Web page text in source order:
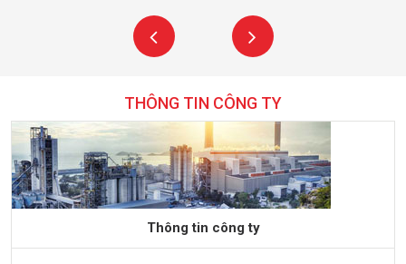
THÔNG TIN CÔNG TY
Thông tin công ty